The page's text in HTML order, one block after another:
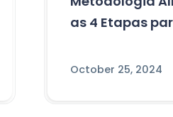
as 4 Etapas
October 25, 2024